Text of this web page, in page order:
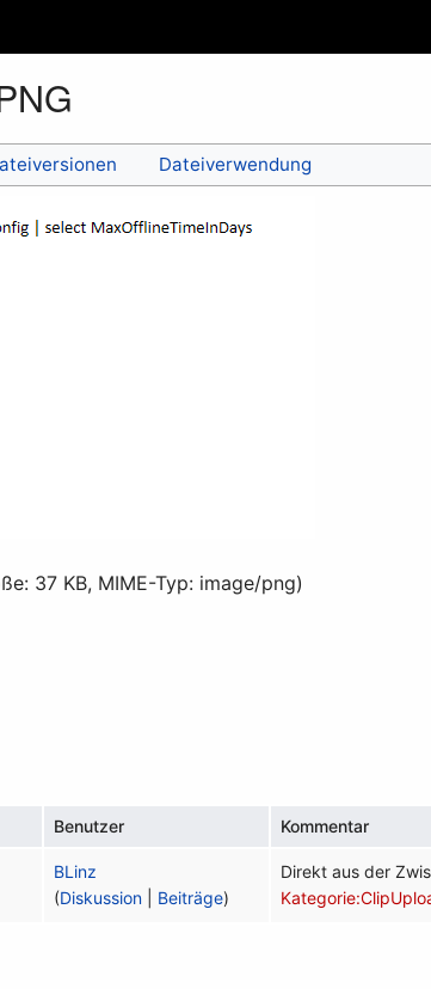
Dateiverwendung
37 KB, MIME-Typ: image/png)
Benutzer Kommentar
BLinz
(Diskussion Beiträge)
Direkt aus der